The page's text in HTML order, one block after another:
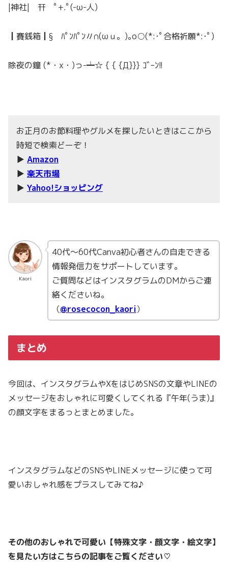
|神社| 幵 ﾟ+.ﾟ(-ω-人)
┃賽銭箱┃§ ﾊﾟﾝﾊﾟﾝ〃∩(ωｕ。)｡о○(*:･ﾟ合格祈願*:･ﾟ)
除夜の鐘 (*・x・)っ-┷☆ { { {Д}}} ｺﾞｰﾝ!!
お正月のお節料理やグルメを探したいときはここから
時短で検索どーぞ！
▶ Amazon
▶ 楽天市場
▶ Yahoo!ショッピング
Kaori
40代〜60代Canva初心者さんの自走できる
情報発信力をサポートしています。
ご質問などはインスタグラムのDMからご連
絡くださいね。
（@rosecocon_kaori）
まとめ
今回は、インスタグラムやXをはじめSNSの文章やLINEの
メッセージをおしゃれに可愛くしてくれる『午年(うま)』
の顔文字をまるっとまとめました。
インスタグラムなどのSNSやLINEメッセージに使って可
愛いおしゃれ感をプラスしてみてね♪
その他のおしゃれで可愛い【特殊文字・顔文字・絵文字】
を見たい方はこちらの記事をご覧ください♡